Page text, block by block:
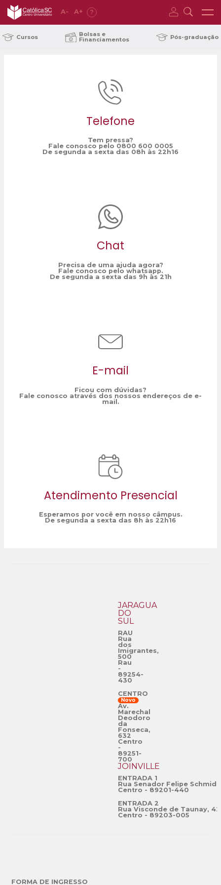
A- A+ ?
Cursos Bolsas e
Financiamentos Pós-graduação
Telefone
Tem pressa?
Fale conosco pelo 0800 600 0005
De segunda a sexta das 08h às 22h16
Chat
Precisa de uma ajuda agora?
Fale conosco pelo whatsapp.
De segunda a sexta das 9h às 21h
E-mail
Ficou com dúvidas?
Fale conosco através dos nossos endereços de e-
mail.
Atendimento Presencial
Esperamos por você em nosso câmpus.
De segunda a sexta das 8h às 22h16
JARAGUÁ
DO
SUL
RAU
Rua
dos
Imigrantes,
500
Rau
-
89254-
430
CENTRO
Novo
Av.
Marechal
Deodoro
da
Fonseca,
632
Centro
-
89251-
700
JOINVILLE
ENTRADA 1
Rua Senador Felipe
Centro - 89201-440
ENTRADA 2
Rua Visconde de Taunay,
Centro - 89203-005
FORMA DE INGRESSO